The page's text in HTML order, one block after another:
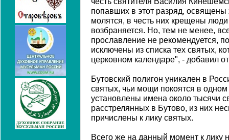
попавших в этот разряд,
молятся, в честь них крещены
возбраняется. Но, тем не менее,
прославление не рекомендуется,
исключены из списка тех святых,
церковном календаре", - добавил
Бутовский полигон уникален в
святых, чьи мощи покоятся в
установлены имена около тысячи
расстрелянных в Бутово, из них
причислены к лику святых.
Всего же на данный момент к лику